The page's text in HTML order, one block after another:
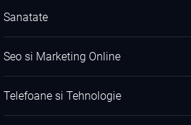
Sanatate
Seo si Marketing Online
Telefoane si Tehnologie